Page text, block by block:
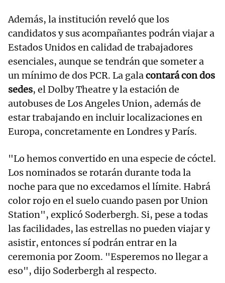
Además, la institución reveló que los
candidatos y sus acompañantes podrán viajar a
Estados Unidos en calidad de trabajadores
esenciales, aunque se tendrán que someter a
un mínimo de dos PCR. La galacontará con dos
sedes, el Dolby Theatre y la estación de
autobuses de Los Angeles Union, además de
estar trabajando en incluir localizaciones en
Europa, concretamente en Londres y París.
"Lo hemos convertido en una especie de cóctel.
Los nominados se rotarán durante toda la
noche para que no excedamos el límite. Habrá
color rojo en el suelo cuando pasen por Union
Station", explicó Soderbergh. Si, pese a todas
las facilidades, las estrellas no pueden viajar y
asistir, entonces sí podrán entrar en la
ceremonia por Zoom. "Esperemos no llegar a
eso", dijo Soderbergh al respecto.